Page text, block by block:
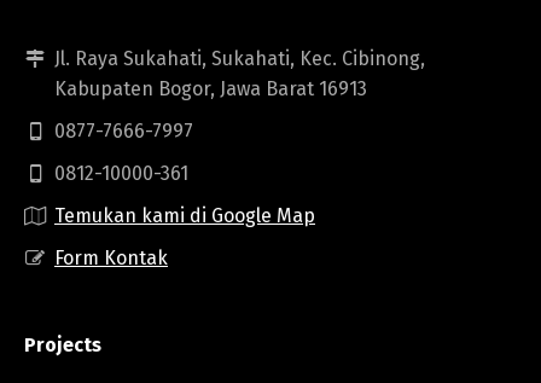
Jl. Raya Sukahati, Sukahati, Kec. Cibinong,
Kabupaten Bogor, Jawa Barat 16913
0877-7666-7997
0812-10000-361
Temukan kami di Google Map
Form Kontak
Projects